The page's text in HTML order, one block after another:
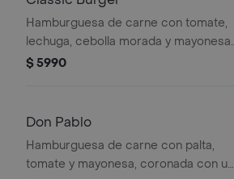
Hamburguesa de carne con tomate,
lechuga, cebolla morada y mayonesa
en pan clásico.
$ 5990
Don Pablo
Hamburguesa de carne con palta,
tomate y mayonesa, coronada con un